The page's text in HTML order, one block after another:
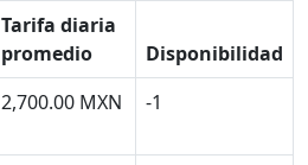
Tarifa diaria
promedio
Disponibilidad
2,700.00 MXN -1